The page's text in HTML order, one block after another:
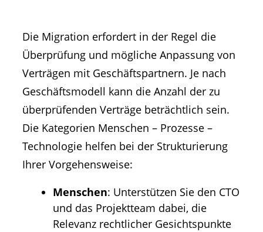
Die Migration erfordert in der Regel die
Überprüfung und mögliche Anpassung von
Verträgen mit Geschäftspartnern. Je nach
Geschäftsmodell kann die Anzahl der zu
überprüfenden Verträge beträchtlich sein.
Die Kategorien Menschen – Prozesse –
Technologie helfen bei der Strukturierung
Ihrer Vorgehensweise:
Menschen: Unterstützen Sie den CTO
und das Projektteam dabei, die
Relevanz rechtlicher Gesichtspunkte